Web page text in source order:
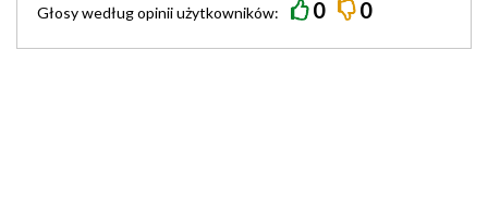
Głosy wedługopiniiużytkowników: 0 0